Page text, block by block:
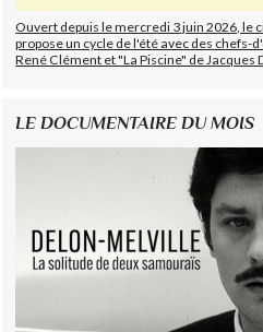
Ouvert depuis le mercredi 3 juin 2026, le
propose un cycle de l'été avec des chefs-
René Clément et "La Piscine" de Jacques
LE DOCUMENTAIRE DU MOIS